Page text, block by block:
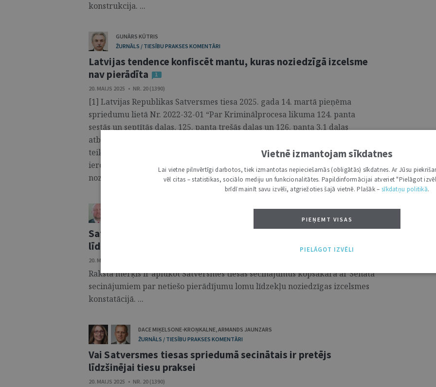
konstrukcija. ...
GUNĀRS KŪTRIS
ŽURNĀLS / TIESĪBU PRAKSES KOMENTĀRI
Latvijas tendence konfiscēt mantu, kuras noziedzīgā izcelsme
nav pierādīta
1
20. MAIJS 2025 • NR. 20 (1390)
[1] Latvijas Republikas Satversmes tiesa 2025. gada 14. martā pieņēma
spriedumu lietā Nr. 2022-32-01 “Par Kriminālprocesa likuma 124. panta
sestās un septītās daļas, 125. panta trešās daļas un 126. panta 3.1 daļas
atbilstību Latvijas Republikas Satversmes 92. panta pirmajam un otrajam
teikumam”. Tas ir kārtējais spriedums lietās, kuras tiesa pēdējos gados
ierosina saistībā ar pieteikumiem par likuma normām, kas regulē
noziedzīgi ...
Satversmes tiesa un Senāts uzsver netiešo pierādījumu lomu
līdzekļu noziedzīgas izcelsmes pierādīšanā
20. MAIJS 2025 • NR. 20 (1390)
Raksta mērķis ir aplūkot Satversmes tiesas secinājumus kopsakarā ar Senāta
secinājumiem par netiešo pierādījumu lomu līdzekļu noziedzīgas izcelsmes
konstatācijā. ...
DACE MIĶELSONE-KROŅKALNE,ARMANDS JAUNZARS
ŽURNĀLS / TIESĪBU PRAKSES KOMENTĀRI
Vai Satversmes tiesas spriedumā secinātais ir pretējs
līdzšinējai tiesu praksei
20. MAIJS 2025 • NR. 20 (1390)
Vietnē izmantojam sīkdatnes
Lai vietne pilnvērtīgi darbotos, tiek izmantotas nepieciešamās (obligātās) sīkdatnes. Ar Jūsu
vēl citas – statistikas, sociālo mediju un funkcionalitātes. Papildinformācijai atveriet "Pielāgot
brīdī mainīt savu izvēli, atgriežoties šajā vietnē. Plašāk – sīkdatņu politikā.
PIEŅEMT VISAS
PIELĀGOT IZVĒLI